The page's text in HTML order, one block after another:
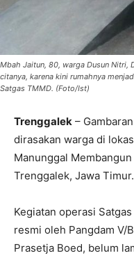
Mbah Jaitun, 80, warga Dusun Nitri,
citanya, karena kini rumahnya
Satgas TMMD. (Foto/Ist)
Trenggalek –
dirasakan warga di
Manunggal
Trenggalek, Jawa Timur.
Kegiatan operasi
resmi oleh Pangdam V/
Prasetja Boed, belum